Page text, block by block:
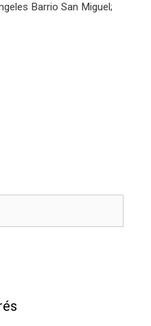
Barrio San Miguel;